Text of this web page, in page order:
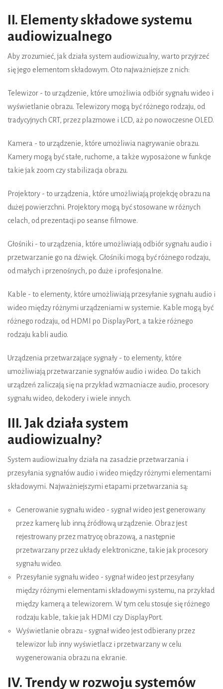
II. Elementy składowe systemu
audiowizualnego
Aby zrozumieć, jak działa system audiowizualny, warto przyjrzeć
się jego elementom składowym. Oto najważniejsze z nich:
Telewizor - to urządzenie, które umożliwia odbiór sygnału wideo i
wyświetlanie obrazu. Telewizory mogą być różnego rodzaju, od
tradycyjnych CRT, przez plazmowe i LCD, aż po nowoczesne OLED.
Kamera - to urządzenie, które umożliwia nagrywanie obrazu.
Kamery mogą być stałe, ruchome, a także wyposażone w funkcje
takie jak zoom czy stabilizacja obrazu.
Projektory - to urządzenia, które umożliwiają projekcję obrazu na
dużej powierzchni. Projektory mogą być stosowane w różnych
celach, od prezentacji po seanse filmowe.
Głośniki - to urządzenia, które umożliwiają odbiór sygnału audio i
przetwarzanie go na dźwięk. Głośniki mogą być różnego rodzaju,
od małych i przenośnych, po duże i profesjonalne.
Kable - to elementy, które umożliwiają przesyłanie sygnału audio i
wideo między różnymi urządzeniami w systemie. Kable mogą być
różnego rodzaju, od HDMI po DisplayPort, a także różnego
rodzaju kabli audio.
Urządzenia przetwarzające sygnały - to elementy, które
umożliwiają przetwarzanie sygnałów audio i wideo. Do takich
urządzeń zaliczają się na przykład wzmacniacze audio, procesory
sygnału wideo, dekodery i wiele innych.
III. Jak działa system
audiowizualny?
System audiowizualny działa na zasadzie przetwarzania i
przesyłania sygnałów audio i wideo między różnymi elementami
składowymi. Najważniejszymi etapami przetwarzania są:
Generowanie sygnału wideo - sygnał wideo jest generowany
przez kamerę lub inną źródłową urządzenie. Obraz jest
rejestrowany przez matrycę obrazową, a następnie
przetwarzany przez układy elektroniczne, takie jak procesory
sygnału wideo.
Przesyłanie sygnału wideo - sygnał wideo jest przesyłany
między różnymi elementami składowymi systemu, na przykład
między kamerą a telewizorem. W tym celu stosuje się różnego
rodzaju kable, takie jak HDMI czy DisplayPort.
Wyświetlanie obrazu - sygnał wideo jest odbierany przez
telewizor lub inny wyświetlacz i przetwarzany w celu
wygenerowania obrazu na ekranie.
IV. Trendy w rozwoju systemów